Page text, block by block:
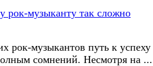
рок-музыкантов путь к успеху
сомнений. Несмотря на ...